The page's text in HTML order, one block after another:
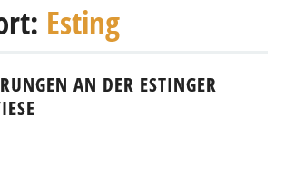
Esting
AN DER ESTINGER